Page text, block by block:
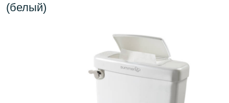
(белый)